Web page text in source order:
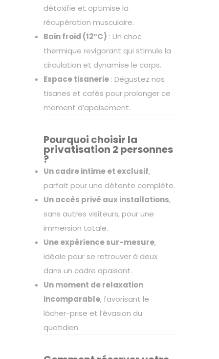
détoxifie et optimise la
récupération musculaire.
Bain froid (12°C) : Un choc
thermique revigorant qui stimule la
circulation et dynamise le corps.
Espace tisanerie : Dégustez nos
tisanes et cafés pour prolonger ce
moment d’apaisement.
Pourquoi choisir la
privatisation 2 personnes
?
Un cadre intime et exclusif,
parfait pour une détente complète.
Un accès privé aux installations,
sans autres visiteurs, pour une
immersion totale.
Une expérience sur-mesure,
idéale pour se retrouver à deux
dans un cadre apaisant.
Un moment de relaxation
incomparable, favorisant le
lâcher-prise et l’évasion du
quotidien.